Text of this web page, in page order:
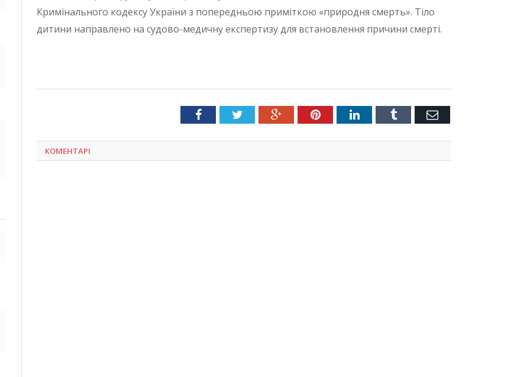
Кримінального кодексу України з попередньою приміткою «природня смерть». Тіло
дитини направлено на судово-медичну експертизу для встановлення причини смерті.
FacebookTwitter Google+PinterestLinkedInTumblr Емейл
КОМЕНТАРІ